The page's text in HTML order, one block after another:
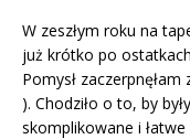
W zeszłym roku na
już krótko po
Pomysł
). Chodziło o to, by
skomplikowane i łatwe